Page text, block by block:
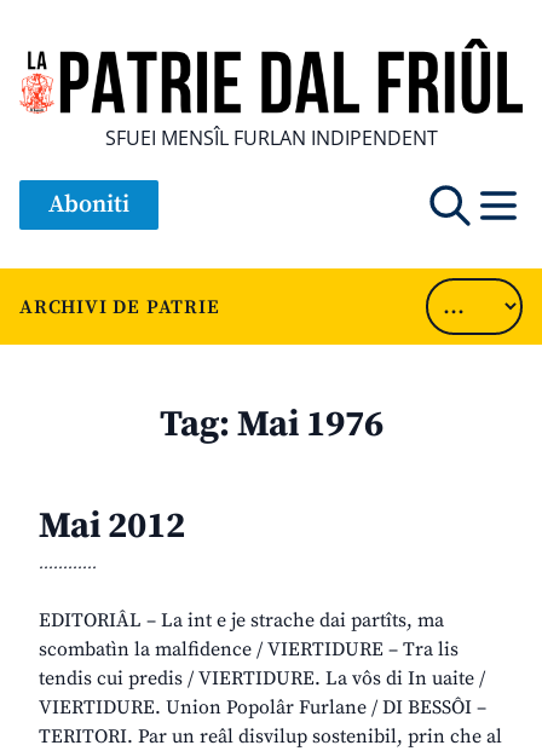
SFUEI MENSÎL FURLAN INDIPENDENT
Aboniti
ARCHIVI DE PATRIE
Tag:Mai 1976
Mai 2012
............
EDITORIÂL – La int e je strache dai partîts, ma
scombatìn la malfidence / VIERTIDURE – Tra lis
tendis cui predis / VIERTIDURE. La vôs di In uaite /
VIERTIDURE. Union Popolâr Furlane / DI BESSÔI –
TERITORI. Par un reâl disvilup sostenibil, prin che al